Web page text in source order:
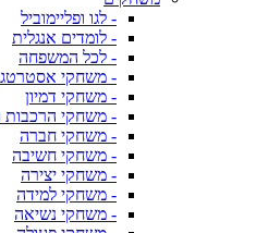
- לגו ופליימוביל
- לומדים אנגלית
- לכל המשפחה
- משחקי
- משחקי דמיון
- משחקי הרכבות
- משחקי חברה
- משחקי חשיבה
- משחקי יצירה
- משחקי למידה
- משחקי נשיאה